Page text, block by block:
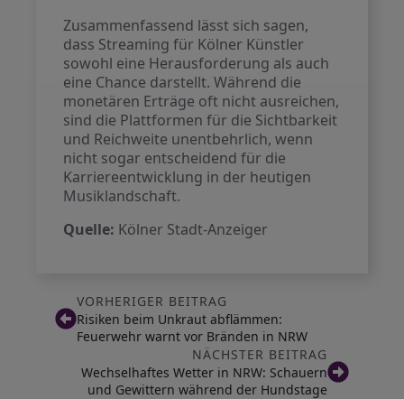
Zusammenfassend lässt sich sagen,
dass Streaming für Kölner Künstler
sowohl eine Herausforderung als auch
eine Chance darstellt. Während die
monetären Erträge oft nicht ausreichen,
sind die Plattformen für die Sichtbarkeit
und Reichweite unentbehrlich, wenn
nicht sogar entscheidend für die
Karriereentwicklung in der heutigen
Musiklandschaft.
Quelle: Kölner Stadt-Anzeiger
VORHERIGER BEITRAG
Risiken beim Unkraut abflämmen:
Feuerwehr warnt vor Bränden in NRW
NÄCHSTER BEITRAG
Wechselhaftes Wetter in NRW: Schauern
und Gewittern während der Hundstage